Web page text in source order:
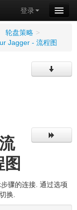
登录
轮盘策略 >
Jagger - 流程图
图
骤的连接. 通过选项
换.